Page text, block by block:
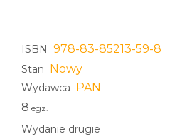
ISBN 978-83-85213-59-8
Stan Nowy
Wydawca PAN
8 egz.
Wydanie drugie